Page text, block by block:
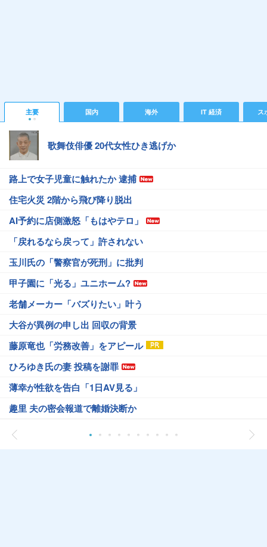
主要 国内 海外 IT 経済 ス
歌舞伎俳優 20代女性ひき逃げか
路上で女子児童に触れたか 逮捕
住宅火災 2階から飛び降り脱出
AI予約に店側激怒「もはやテロ」
「戻れるなら戻って」許されない
玉川氏の「警察官が死刑」に批判
甲子園に「光る」ユニホーム?
老舗メーカー「バズりたい」叶う
大谷が異例の申し出 回収の背景
藤原竜也「労務改善」をアピール
ひろゆき氏の妻 投稿を謝罪
薄幸が性欲を告白「1日AV見る」
趣里 夫の密会報道で離婚決断か